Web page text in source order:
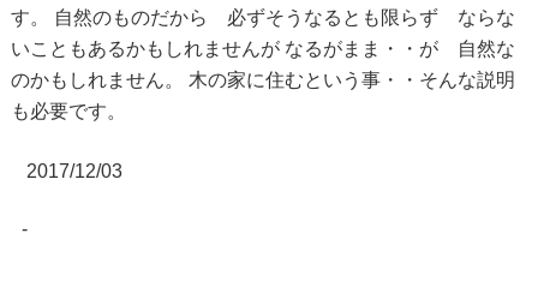
す。
自然のものだから 必ずそうなるとも限らず ならな
いこともあるかもしれませんがなるがまま・・が 自然な
のかもしれません。
木の家に住むという事・・そんな説明
も必要です。
2017/12/03
-